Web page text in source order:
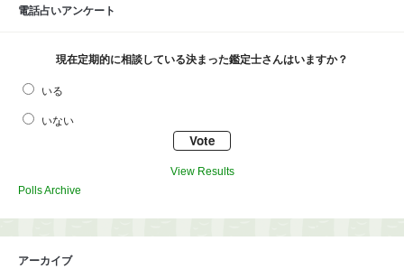
電話占いアンケート
現在定期的に相談している決まった鑑定士さんはいますか？
いる
いない
View Results
Polls Archive
アーカイブ